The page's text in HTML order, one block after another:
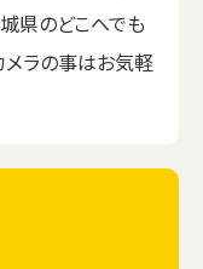
県のどこへでも
メラの事はお気軽